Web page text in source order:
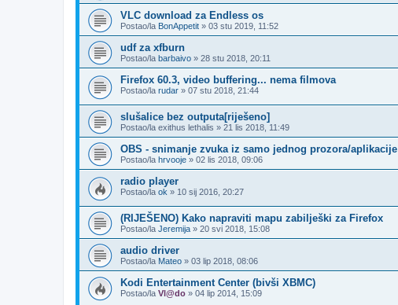
VLC download za Endless os
Postao/la BonAppetit » 03 stu 2019, 11:52
udf za xfburn
Postao/la barbaivo » 28 stu 2018, 20:11
Firefox 60.3, video buffering... nema filmova
Postao/la rudar » 07 stu 2018, 21:44
slušalice bez outputa[riješeno]
Postao/la exithus lethalis » 21 lis 2018, 11:49
OBS - snimanje zvuka iz samo jednog prozora/aplikacije
Postao/la hrvooje » 02 lis 2018, 09:06
radio player
Postao/la ok » 10 sij 2016, 20:27
(RIJEŠENO) Kako napraviti mapu zabilješki za Firefox
Postao/la Jeremija » 20 svi 2018, 15:08
audio driver
Postao/la Mateo » 03 lip 2018, 08:06
Kodi Entertainment Center (bivši XBMC)
Postao/la Vl@do » 04 lip 2014, 15:09